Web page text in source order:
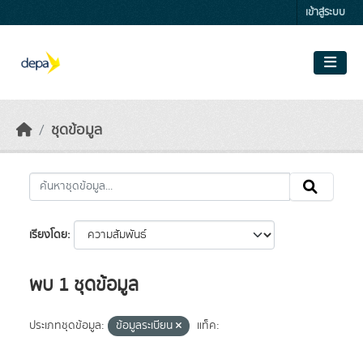
เข้าสู่ระบบ
ชุดข้อมูล
เรียงโดย
พบ 1 ชุดข้อมูล
ประเภทชุดข้อมูล: ข้อมูลระเบียน
แท็ค: